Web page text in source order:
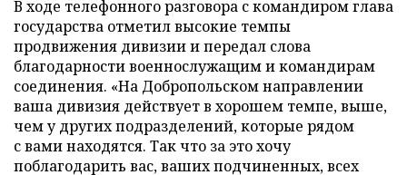
В ходе телефонного разговора с командиром глава
государства отметил высокие темпы
продвижения дивизии и передал слова
благодарности военнослужащим и командирам
соединения. «На Добропольском направлении
ваша дивизия действует в хорошем темпе, выше,
чем у других подразделений, которые рядом
с вами находятся. Так что за это хочу
поблагодарить вас, ваших подчиненных, всех